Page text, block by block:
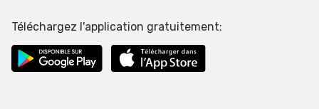
Téléchargez l'application gratuitement: